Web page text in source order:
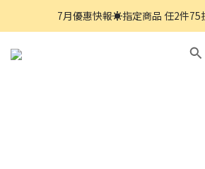
8月優惠快報☀️指定商品 買一送
7月優惠快報☀️指定商品 任2件75
8月優惠快報☀️指定商品 買一送